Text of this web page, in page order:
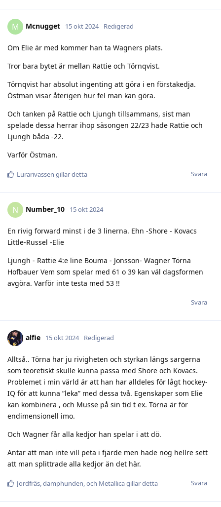
M Mcnugget 15 okt 2024 Redigerad
Om Elie är med kommer han ta Wagners plats.
Tror bara bytet är mellan Rattie och Törnqvist.
Törnqvist har absolut ingenting att göra i en förstakedja.
Östman visar återigen hur fel man kan göra.
Och tanken på Rattie och Ljungh tillsammans, sist man
spelade dessa herrar ihop säsongen 22/23 hade Rattie och
Ljungh båda -22.
Varför Östman.
Svara
Lurarivassen gillar detta
N Number_10 15 okt 2024
En rivig forward minst i de 3 linerna. Ehn -Shore - Kovacs
Little-Russel -Elie
Ljungh - Rattie 4:e line Bouma - Jonsson- Wagner Törna
Hofbauer Vem som spelar med 61 o 39 kan väl dagsformen
avgöra. Varför inte testa med 53 !!
Svara
alfie 15 okt 2024 Redigerad
Alltså.. Törna har ju rivigheten och styrkan längs sargerna
som teoretiskt skulle kunna passa med Shore och Kovacs.
Problemet i min värld är att han har alldeles för lågt hockey-
IQ för att kunna ”leka” med dessa två. Egenskaper som Elie
kan kombinera , och Musse på sin tid t ex. Törna är för
endimensionell imo.
Och Wagner får alla kedjor han spelar i att dö.
Antar att man inte vill peta i fjärde men hade nog hellre sett
att man splittrade alla kedjor än det här.
Svara
Jordfräs,damphunden, och Metallicagillar detta